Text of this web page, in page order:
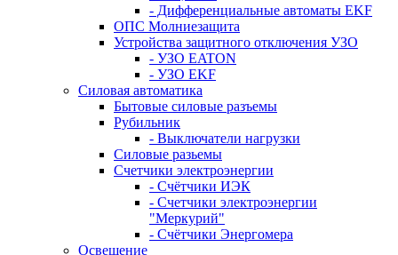
- Дифференциальные автоматы EKF
ОПС Молниезащита
Устройства защитного отключения УЗО
- УЗО EATON
- УЗО EKF
Силовая автоматика
Бытовые силовые разъемы
Рубильник
- Выключатели нагрузки
Силовые разьемы
Счетчики электроэнергии
- Счётчики ИЭК
- Счетчики электроэнергии
"Меркурий"
- Счётчики Энергомера
Освещение